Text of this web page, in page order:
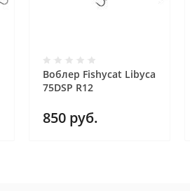
Воблер Fishycat Libyca
75DSP R12
850 руб.